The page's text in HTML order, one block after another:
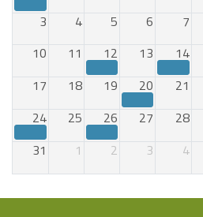
3
4 5 6 7
10
11 12 13 14
17
18 19 20 21
24
25 26 27 28
31
1 2 3 4